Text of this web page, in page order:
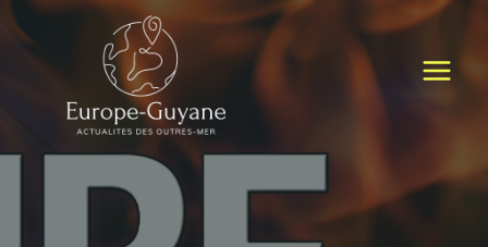
Skip